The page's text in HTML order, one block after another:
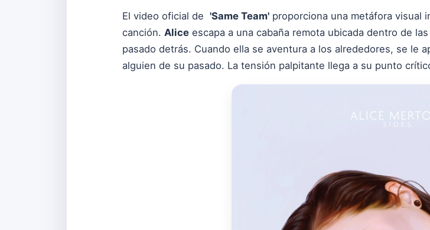
El video oficial de 'Same Team' proporciona una metáfora visual
canción. Alice escapa a una cabaña remota ubicada dentro de
pasado detrás. Cuando ella se aventura a los alrededores, se le
alguien de su pasado. La tensión palpitante llega a su punto